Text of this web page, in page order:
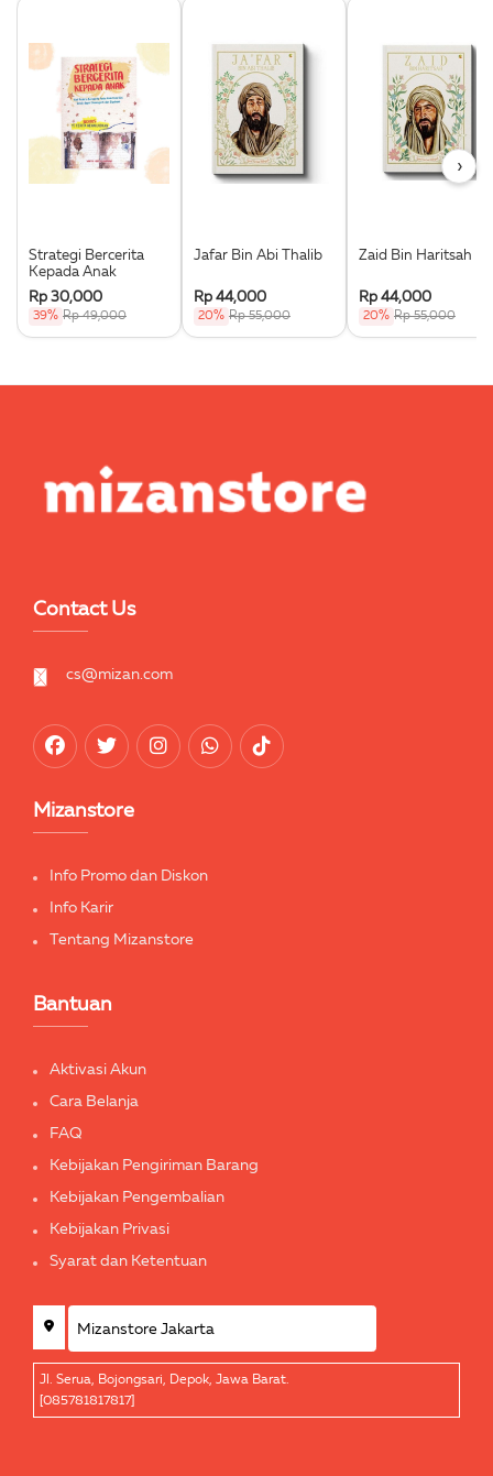
Strategi Bercerita
Kepada Anak
Rp 30,000
39% Rp 49,000
Jafar Bin Abi Thalib
Rp 44,000
20% Rp 55,000
Zaid Bin Haritsah
Rp 44,000
20% Rp 55,000
›
Contact Us
cs@mizan.com
Mizanstore
Info Promo dan Diskon
Info Karir
Tentang Mizanstore
Bantuan
Aktivasi Akun
Cara Belanja
FAQ
Kebijakan Pengiriman Barang
Kebijakan Pengembalian
Kebijakan Privasi
Syarat dan Ketentuan
Jl. Serua, Bojongsari, Depok, Jawa Barat.
[085781817817]